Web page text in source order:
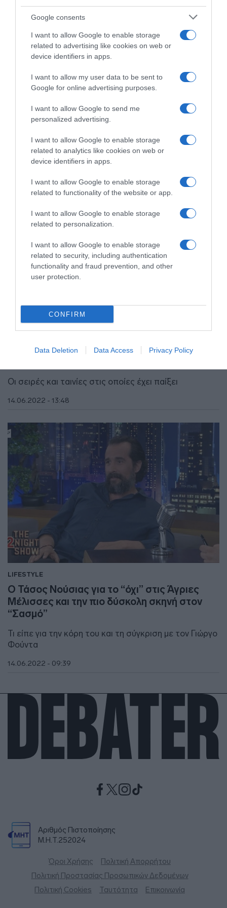
Google consents
I want to allow Google to enable storage
related to advertising like cookies on web or
device identifiers in apps.
I want to allow my user data to be sent to
Google for online advertising purposes.
I want to allow Google to send me
personalized advertising.
I want to allow Google to enable storage
related to analytics like cookies on web or
device identifiers in apps.
I want to allow Google to enable storage
related to functionality of the website or app.
I want to allow Google to enable storage
related to personalization.
I want to allow Google to enable storage
related to security, including authentication
functionality and fraud prevention, and other
user protection.
CONFIRM
Data Deletion Data Access Privacy Policy
“Κάναμε γυρίσματα στην Τουρκία και πέσαμε
πάνω στο πραξικόπημα” (vid)
Ήταν στο πιο περίεργο μέρος που θα μπορούσε
30.06.2022 - 22:22
Όλα όσα δεν ξέρατε για τον Τάσο Νούσια – Οι
Οι σειρές και ταινίες στις οποίες έχει παίξει
14.06.2022 - 13:48
LIFESTYLE
Ο Τάσος Νούσιας για το “όχι” στις Άγριες
Μέλισσες και την πιο δύσκολη σκηνή στον
“Σασμό”
Τι είπε για την κόρη του και τη σύγκριση με τον Γιώργο
Φούντα
14.06.2022 - 09:39
Αριθμός Πιστοποίησης
Μ.Η.Τ.252024
Όροι Χρήσης
Πολιτική Απορρήτου
Πολιτική Προστασίας Προσωπικών Δεδομένων
Πολιτική Cookies
Ταυτότητα Επικοινωνία